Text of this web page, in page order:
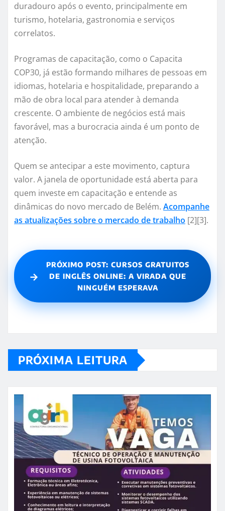
duradouro após o evento, principalmente em
turismo, hotelaria, gastronomia e serviços
correlatos.
Programas de capacitação, como o Capacita
COP30, já estão formando milhares de pessoas em
idiomas, hotelaria e hospitalidade, preparando a
mão de obra local para atender à demanda
crescente. O ambiente de negócios está mais
favorável, mas a burocracia ainda é um ponto de
atenção.
Quem se antecipar a este movimento, captura
valor. A janela de oportunidade está aberta para
quem investe em capacitação e entende as
dinâmicas do novo mercado de Belém. Acompanhe
as atualizações sobre o mercado de trabalho [2][3].
→
PRÓXIMO POST: CURSOS GRATUITOS
DE INGLÊS ONLINE: A VIRADA QUE
NINGUÉM ESPERAVA
PRÓXIMA LEITURA